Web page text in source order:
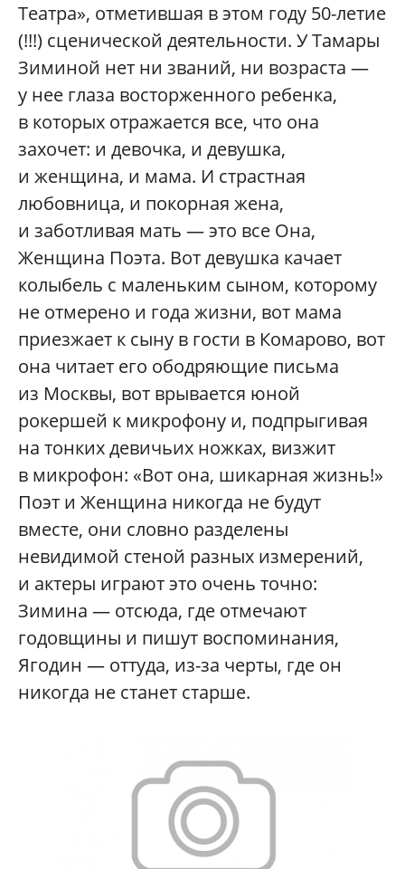
Театра», отметившая в этом году 50-летие
(!!!) сценической деятельности. У Тамары
Зиминой нет ни званий, ни возраста —
у нее глаза восторженного ребенка,
в которых отражается все, что она
захочет: и девочка, и девушка,
и женщина, и мама. И страстная
любовница, и покорная жена,
и заботливая мать — это все Она,
Женщина Поэта. Вот девушка качает
колыбель с маленьким сыном, которому
не отмерено и года жизни, вот мама
приезжает к сыну в гости в Комарово, вот
она читает его ободряющие письма
из Москвы, вот врывается юной
рокершей к микрофону и, подпрыгивая
на тонких девичьих ножках, визжит
в микрофон: «Вот она, шикарная жизнь!»
Поэт и Женщина никогда не будут
вместе, они словно разделены
невидимой стеной разных измерений,
и актеры играют это очень точно:
Зимина — отсюда, где отмечают
годовщины и пишут воспоминания,
Ягодин — оттуда, из-за черты, где он
никогда не станет старше.